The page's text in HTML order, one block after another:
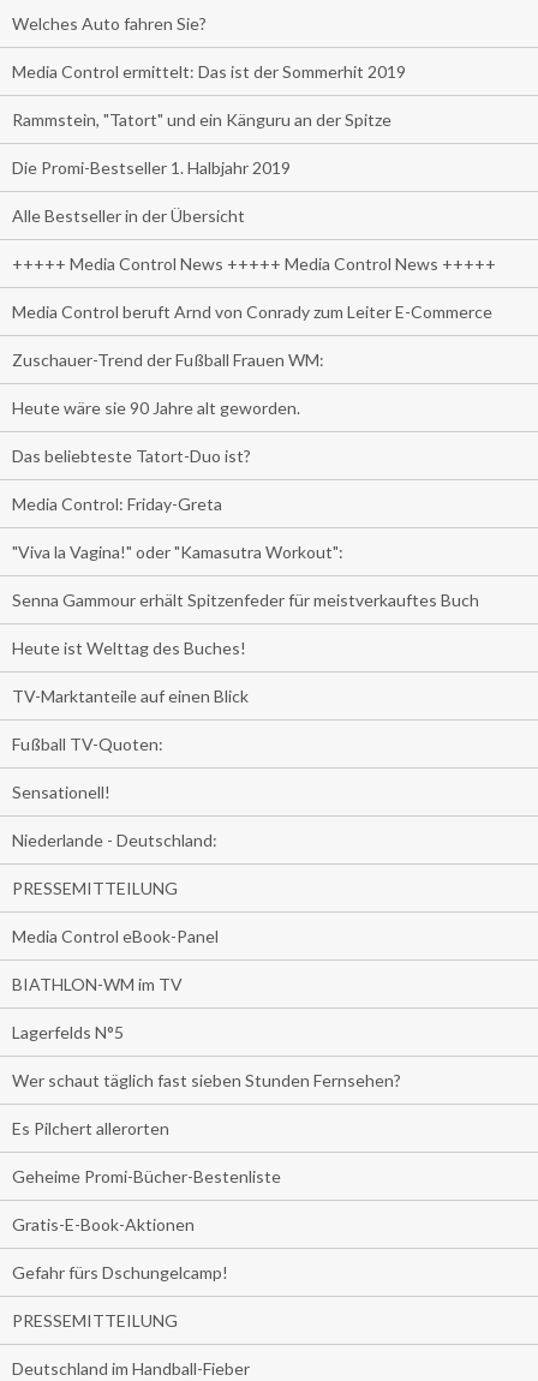
Welches Auto fahren Sie?
Media Control ermittelt: Das ist der Sommerhit 2019
Rammstein, "Tatort" und ein Känguru an der Spitze
Die Promi-Bestseller 1. Halbjahr 2019
Alle Bestseller in der Übersicht
+++++ Media Control News +++++ Media Control News +++++
Media Control beruft Arnd von Conrady zum Leiter E-Commerce
Zuschauer-Trend der Fußball Frauen WM:
Heute wäre sie 90 Jahre alt geworden.
Das beliebteste Tatort-Duo ist?
Media Control: Friday-Greta
"Viva la Vagina!" oder "Kamasutra Workout":
Senna Gammour erhält Spitzenfeder für meistverkauftes Buch
Heute ist Welttag des Buches!
TV-Marktanteile auf einen Blick
Fußball TV-Quoten:
Sensationell!
Niederlande - Deutschland:
PRESSEMITTEILUNG
Media Control eBook-Panel
BIATHLON-WM im TV
Lagerfelds N°5
Wer schaut täglich fast sieben Stunden Fernsehen?
Es Pilchert allerorten
Geheime Promi-Bücher-Bestenliste
Gratis-E-Book-Aktionen
Gefahr fürs Dschungelcamp!
PRESSEMITTEILUNG
Deutschland im Handball-Fieber